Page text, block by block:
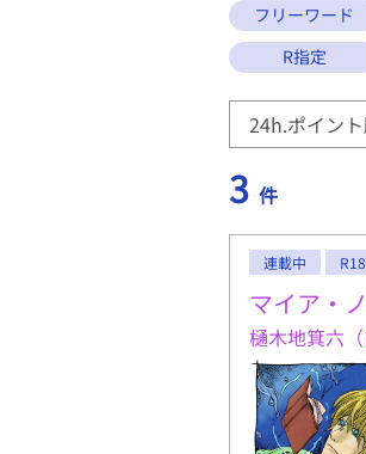
フリーワード
R指定
3 件
連載中 R18
マイア・
樋木地箕六（